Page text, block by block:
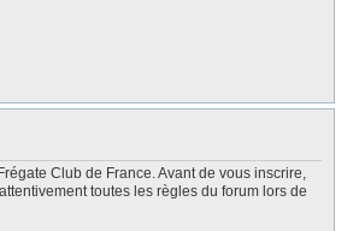
Club de France. Avant de vous inscrire,
toutes les règles du forum lors de